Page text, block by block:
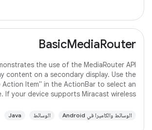
BasicMediaRouter
the use of the MediaRouter API
content on a secondary display. Use the
Action Item" in the ActionBar to select an
If your device supports Miracast wireless
الوسائط والكاميرا في Android الوسائط Java